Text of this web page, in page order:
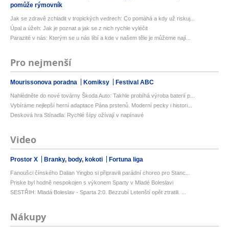
pomůže rýmovník
Jak se zdravě zchladit v tropických vedrech: Co pomáhá a kdy už riskuj...
Úpal a úžeh: Jak je poznat a jak se z nich rychle vyléčit
Parazité v nás: Kterým se u nás líbí a kde v našem těle je můžeme nají...
Pro nejmenší
Mourissonova poradna Komiksy Festival ABC
Nahlédněte do nové továrny Škoda Auto: Takhle probíhá výroba baterií p...
Vybíráme nejlepší herní adaptace Pána prstenů. Moderní pecky i histori...
Desková hra Stínadla: Rychlé šípy ožívají v napínavé
Video
Prostor X Branky, body, kokoti Fortuna liga
Fanoušci čínského Dalian Yingbo si připravili parádní choreo pro Stanc...
Priske byl hodně nespokojen s výkonem Sparty v Mladé Boleslavi
SESTŘIH: Mladá Boleslav - Sparta 2:0. Bezzubí Letenští opět ztratili. ...
Nákupy